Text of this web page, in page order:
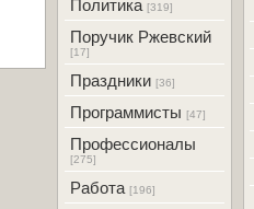
Политика [319]
Поручик Ржевский
[17]
Праздники [36]
Программисты [47]
Профессионалы
[275]
Работа [196]